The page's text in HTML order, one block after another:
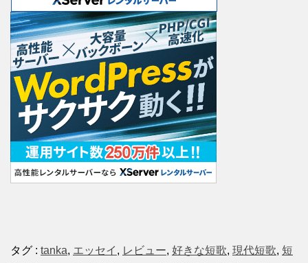
タグ : tanka, エッセイ , レビュー, 好きな短歌, 現代短歌, 短